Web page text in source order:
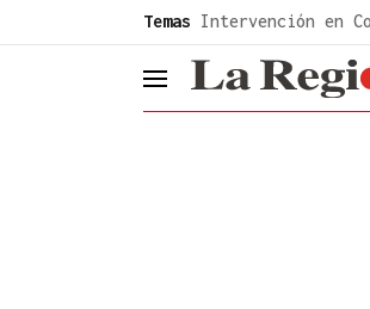
Temas Intervención en
header.menu.open